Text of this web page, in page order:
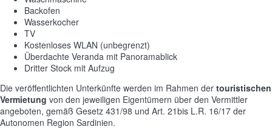
Backofen
Wasserkocher
TV
Kostenloses WLAN (unbegrenzt)
Überdachte Veranda mit Panoramablick
Dritter Stock mit Aufzug
Die veröffentlichten Unterkünfte werden im Rahmen der touristischen
Vermietung von den jeweiligen Eigentümern über den Vermittler
angeboten, gemäß Gesetz 431/98 und Art. 21bis L.R. 16/17 der
Autonomen Region Sardinien.